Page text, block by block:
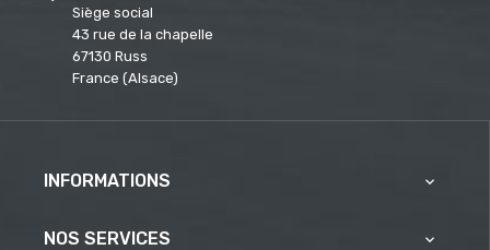
Siège social
43 rue de la chapelle
67130 Russ
France (Alsace)
INFORMATIONS 
NOS SERVICES 